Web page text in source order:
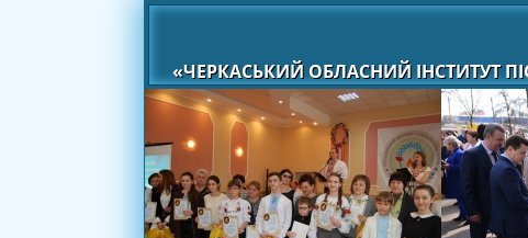
«ЧЕРКАСЬКИЙ ОБЛАСНИЙ ІНСТИТУТ